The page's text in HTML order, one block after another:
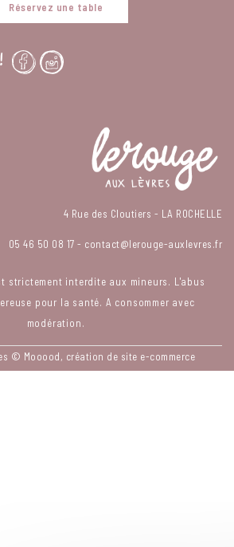
Réservez une table
4 Rue des Cloutiers - LA ROCHELLE
05 46 50 08 17 - contact@lerouge-auxlevres.fr
strictement interdite aux mineurs. L'abus
pour la santé. A consommer avec
modération.
© Mooood, création de site e-commerce